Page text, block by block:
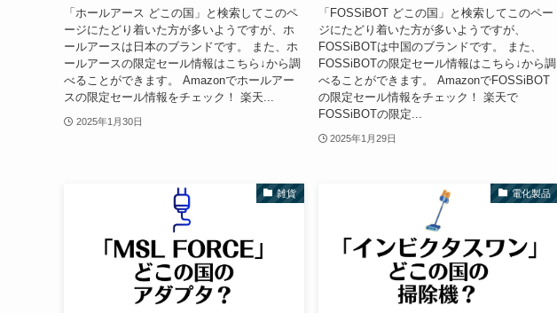
「ホールアース どこの国」と検索してこのペ
ージにたどり着いた方が多いようですが、ホ
ールアースは日本のブランドです。 また、ホ
ールアースの限定セール情報はこちら↓から調
べることができます。 Amazonでホールアー
スの限定セール情報をチェック！ 楽天...
2025年1月30日
「FOSSiBOT どこの国」と検索してこのペー
ジにたどり着いた方が多いようですが、
FOSSiBOTは中国のブランドです。 また、
FOSSiBOTの限定セール情報はこちら↓から調
べることができます。 AmazonでFOSSiBOT
の限定セール情報をチェック！ 楽天で
FOSSiBOTの限定...
2025年1月29日
雑貨 電化製品